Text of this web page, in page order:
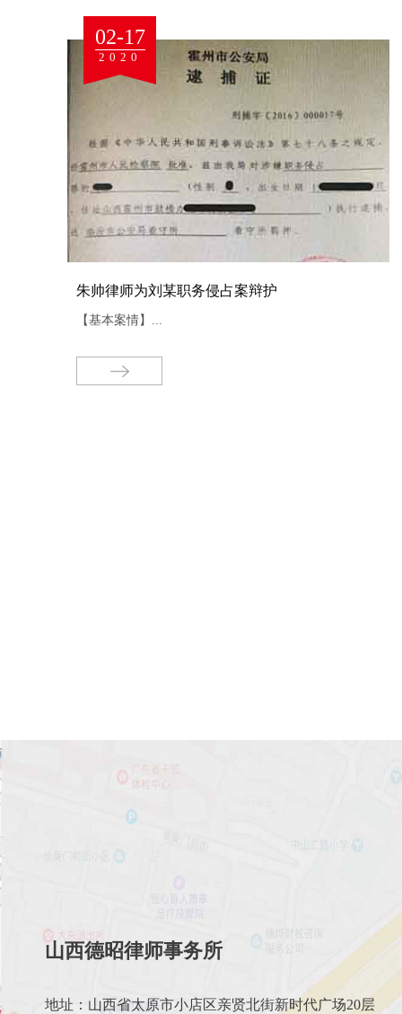
02-17
2020
朱帅律师为刘某职务侵占案辩护
【基本案情】...
山西德昭律师事务所
地址：山西省太原市小店区亲贤北街新时代广场20层